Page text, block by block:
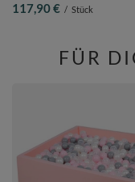
Hergestellt in der EU,
117,90 € / Stück
FÜR